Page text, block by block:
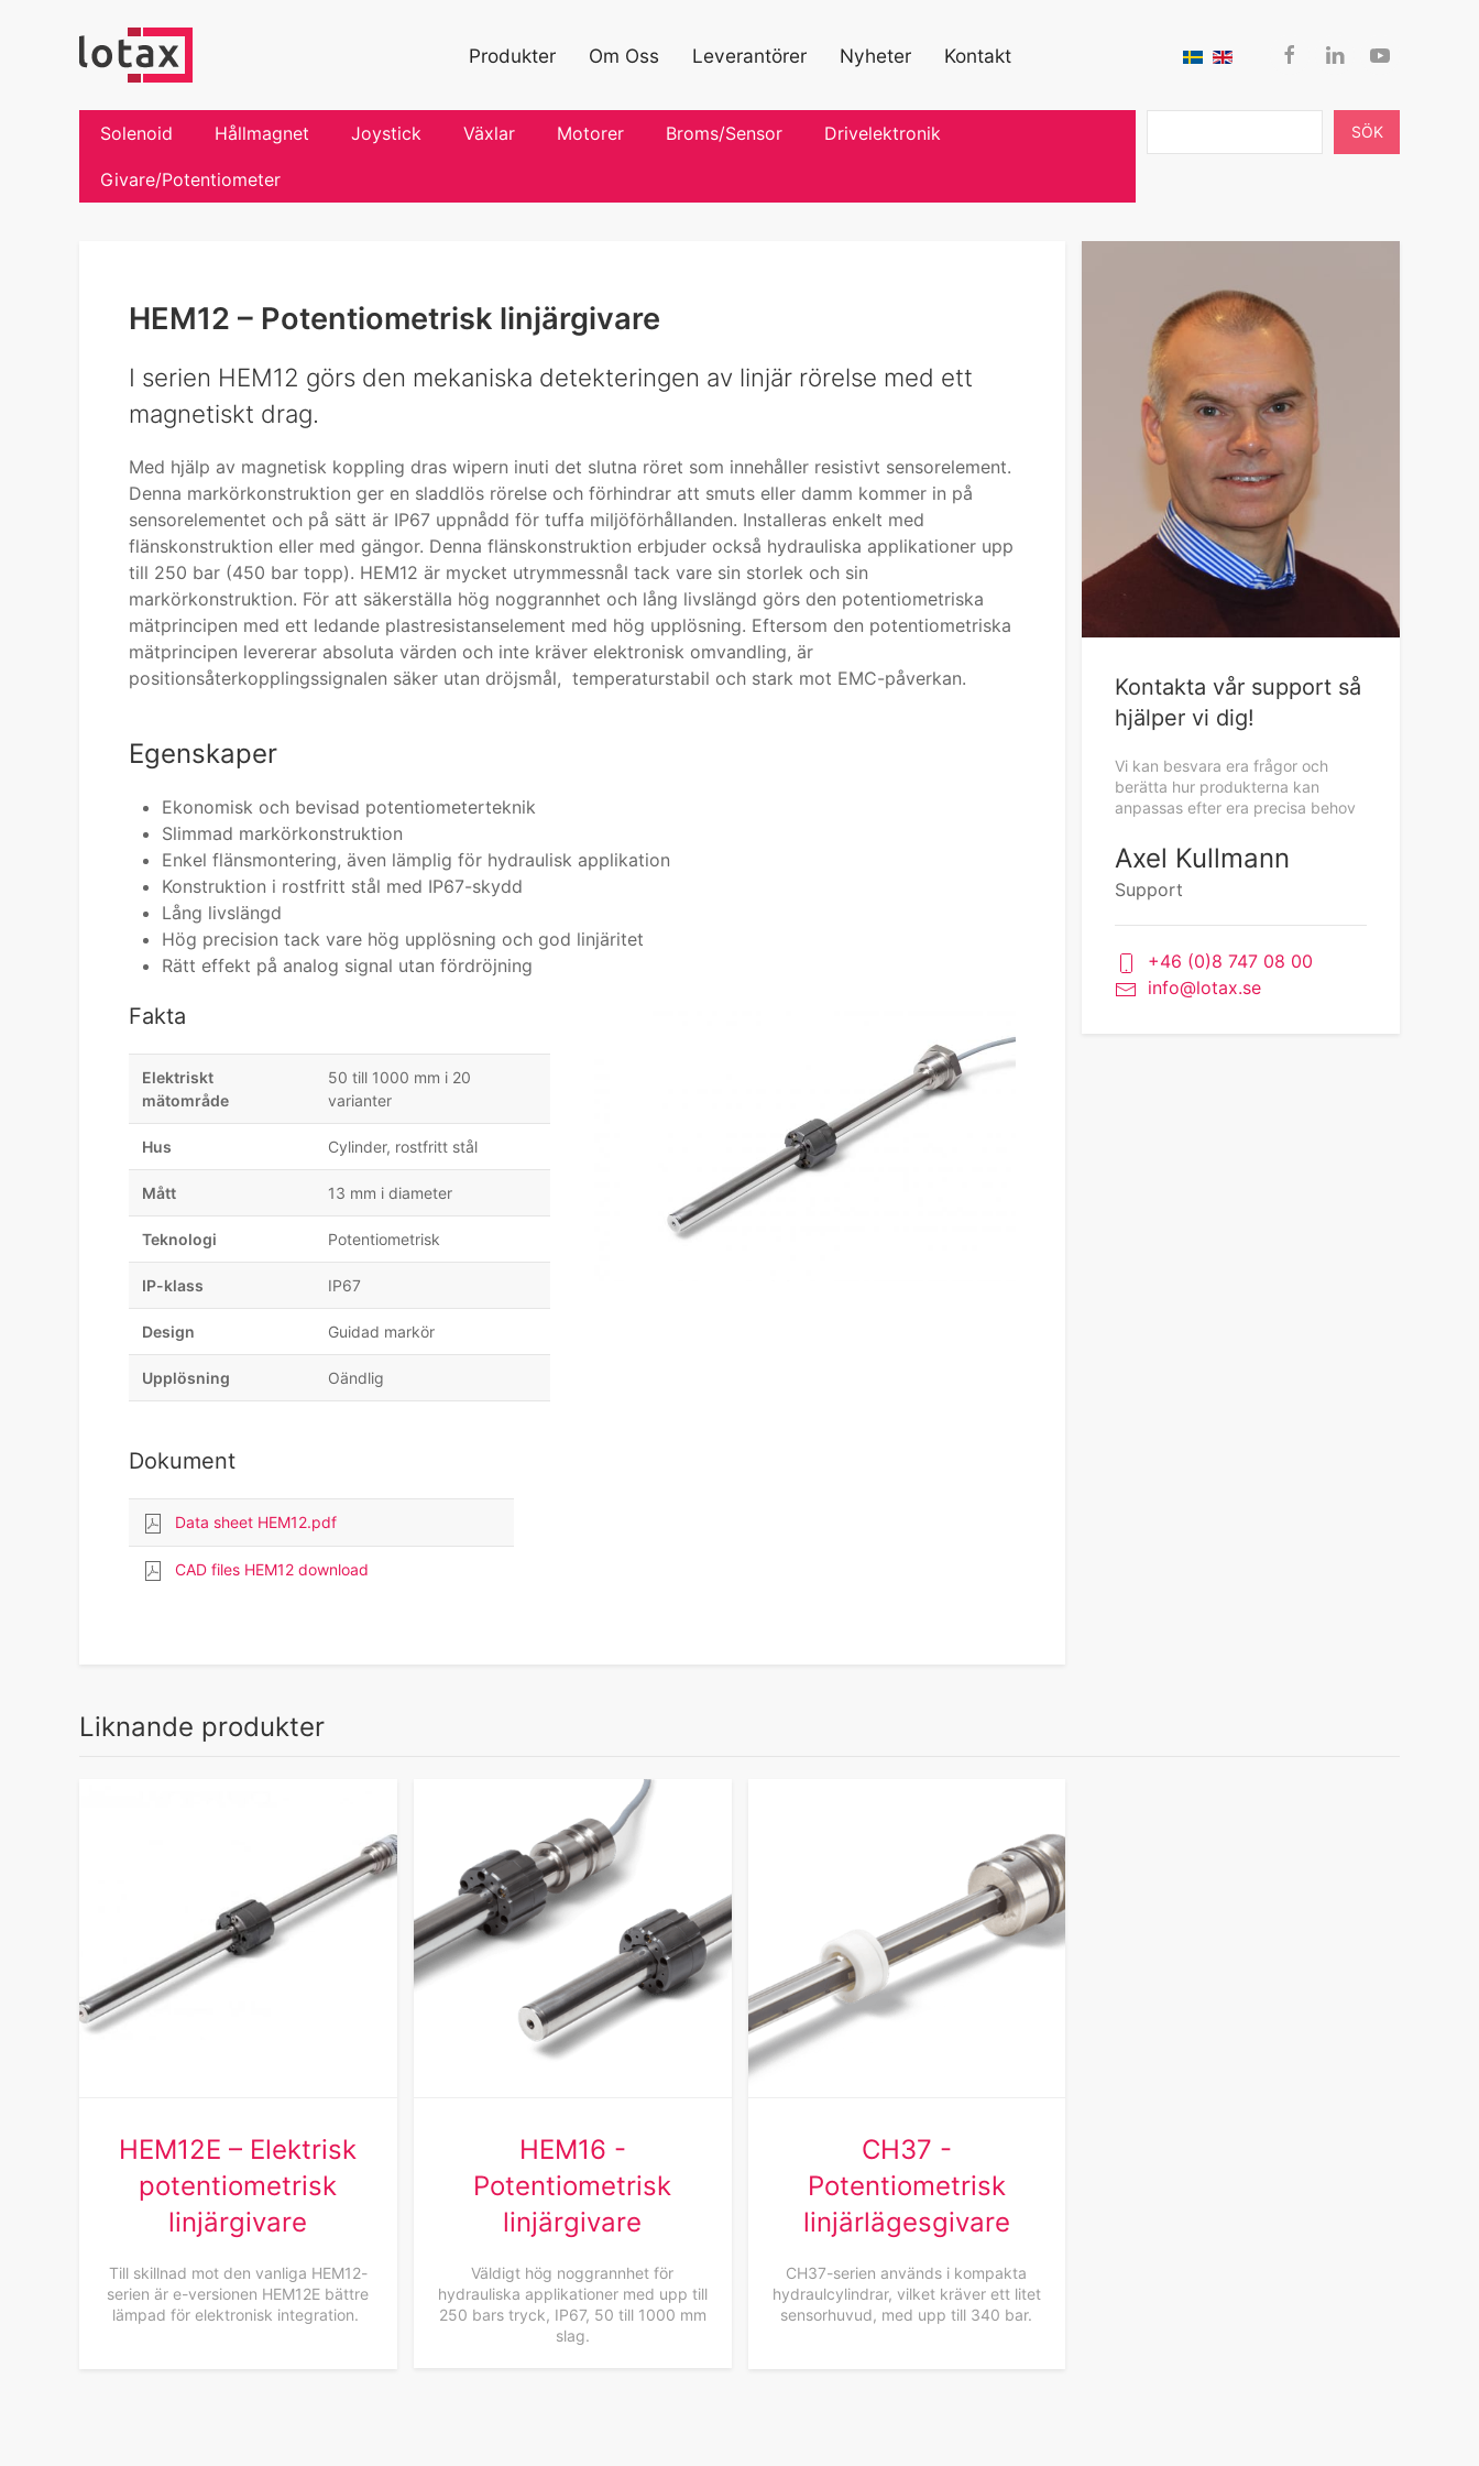
Produkter Om Oss Leverantörer Nyheter Kontakt
Solenoid Hållmagnet Joystick Växlar Motorer Broms/Sensor Drivelektronik
Givare/Potentiometer
SÖK
HEM12 – Potentiometrisk linjärgivare
I serien HEM12 görs den mekaniska detekteringen av linjär rörelse med ett
magnetiskt drag.
Med hjälp av magnetisk koppling dras wipern inuti det slutna röret som innehåller resistivt sensorelement.
Denna markörkonstruktion ger en sladdlös rörelse och förhindrar att smuts eller damm kommer in på
sensorelementet och på sätt är IP67 uppnådd för tuffa miljöförhållanden. Installeras enkelt med
flänskonstruktion eller med gängor. Denna flänskonstruktion erbjuder också hydrauliska applikationer upp
till 250 bar (450 bar topp). HEM12 är mycket utrymmessnål tack vare sin storlek och sin
markörkonstruktion. För att säkerställa hög noggrannhet och lång livslängd görs den potentiometriska
mätprincipen med ett ledande plastresistanselement med hög upplösning. Eftersom den potentiometriska
mätprincipen levererar absoluta värden och inte kräver elektronisk omvandling, är
positionsåterkopplingssignalen säker utan dröjsmål, temperaturstabil och stark mot EMC-påverkan.
Egenskaper
Ekonomisk och bevisad potentiometerteknik
Slimmad markörkonstruktion
Enkel flänsmontering, även lämplig för hydraulisk applikation
Konstruktion i rostfritt stål med IP67-skydd
Lång livslängd
Hög precision tack vare hög upplösning och god linjäritet
Rätt effekt på analog signal utan fördröjning
Fakta
Elektriskt
mätområde
50 till 1000 mm i 20
varianter
Hus Cylinder, rostfritt stål
Mått 13 mm i diameter
Teknologi Potentiometrisk
IP-klass IP67
Design Guidad markör
Upplösning Oändlig
Dokument
Data sheet HEM12.pdf
CAD files HEM12 download
Kontakta vår support så
hjälper vi dig!
Vi kan besvara era frågor och
berätta hur produkterna kan
anpassas efter era precisa behov
Axel Kullmann
Support
+46 (0)8 747 08 00
info@lotax.se
Liknande produkter
HEM12E – Elektrisk
potentiometrisk
linjärgivare
Till skillnad mot den vanliga HEM12-
serien är e-versionen HEM12E bättre
lämpad för elektronisk integration.
HEM16 -
Potentiometrisk
linjärgivare
Väldigt hög noggrannhet för
hydrauliska applikationer med upp till
250 bars tryck, IP67, 50 till 1000 mm
slag.
CH37 -
Potentiometrisk
linjärlägesgivare
CH37-serien används i kompakta
hydraulcylindrar, vilket kräver ett litet
sensorhuvud, med upp till 340 bar.